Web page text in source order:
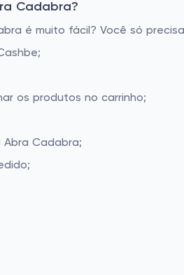
Cadabra?
é muito fácil? Você só
os produtos no carrinho;
Cadabra;